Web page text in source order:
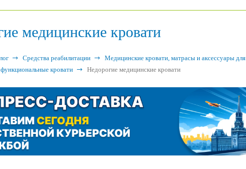
и здоровья
товары
техники
медицинские кровати
Средства реабилитации
Медицинские кровати, матрасы и аксессуары
кровати
Недорогие медицинские кровати